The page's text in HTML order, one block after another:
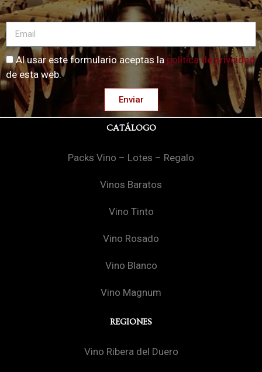
Al usar este formulario aceptas la política de privcidad
de esta web.
Enviar
CATÁLOGO
Packs Vino – Lotes – Regalo
Vinos Baratos
Vino Tinto
Vino Rosado
Vino Blanco
Vino Magnum
REGIONES
Vino Ribera del Duero